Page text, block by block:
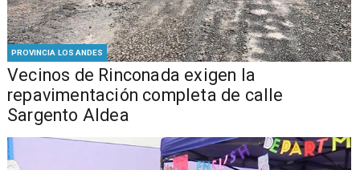
PROVINCIA LOS ANDES
Vecinos de Rinconada exigen la
repavimentación completa de calle
Sargento Aldea